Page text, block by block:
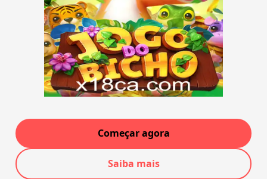
Começar agora
Saiba mais